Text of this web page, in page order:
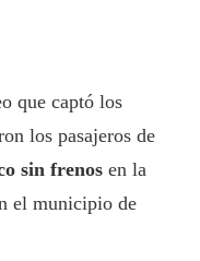
que captó los
los pasajeros de
sin frenos en la
el municipio de